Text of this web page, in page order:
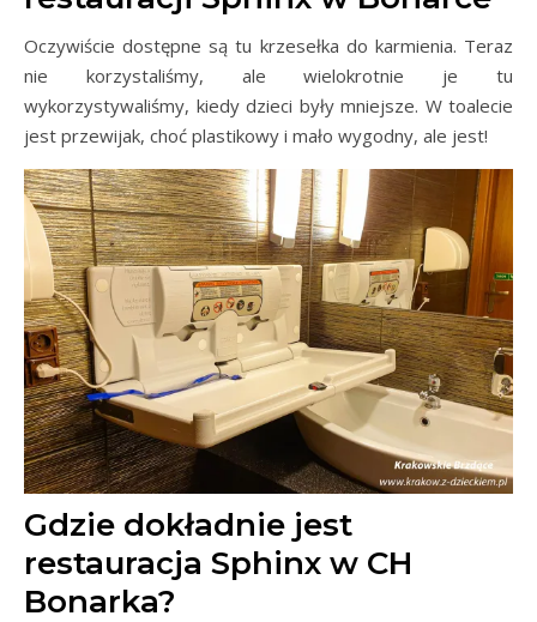
Oczywiście dostępne są tu krzesełka do karmienia. Teraz
nie korzystaliśmy, ale wielokrotnie je tu
wykorzystywaliśmy, kiedy dzieci były mniejsze. W toalecie
jest przewijak, choć plastikowy i mało wygodny, ale jest!
Gdzie dokładnie jest
restauracja Sphinx w CH
Bonarka?